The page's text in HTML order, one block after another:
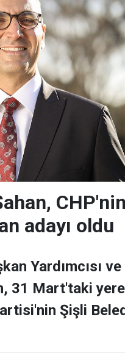
adayı oldu
Yardımcısı ve
31 Mart'taki
Şişli